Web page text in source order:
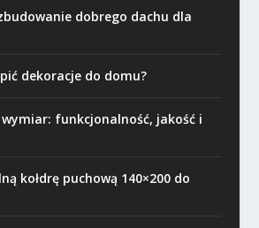
dobrego dachu dla
dekoracje do domu?
funkcjonalność, jakość i
kołdrę puchową 140×200 do